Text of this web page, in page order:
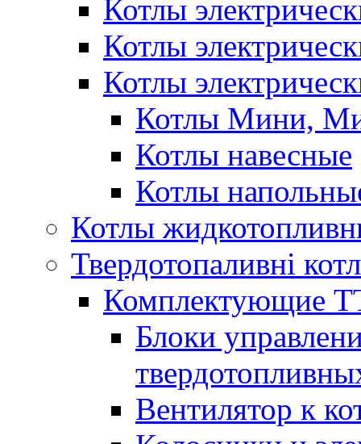
Котлы
Котлы
Котлы
Котлы Мини,
Котлы навесные
Котлы
Котлы
Твердотопаливні
Комплектующие
Блоки
Вентилятор к